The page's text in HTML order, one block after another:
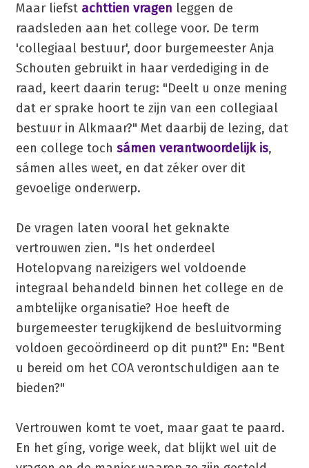
Maar liefst achttien vragen leggen de
raadsleden aan het college voor. De term
'collegiaal bestuur', door burgemeester Anja
Schouten gebruikt in haar verdediging in de
raad, keert daarin terug: "Deelt u onze mening
dat er sprake hoort te zijn van een collegiaal
bestuur in Alkmaar?" Met daarbij de lezing, dat
een college toch sámen verantwoordelijk is,
sámen alles weet, en dat zéker over dit
gevoelige onderwerp.
De vragen laten vooral het geknakte
vertrouwen zien. "Is het onderdeel
Hotelopvang nareizigers wel voldoende
integraal behandeld binnen het college en de
ambtelijke organisatie? Hoe heeft de
burgemeester terugkijkend de besluitvorming
voldoen gecoördineerd op dit punt?" En: "Bent
u bereid om het COA verontschuldigen aan te
bieden?"
Vertrouwen komt te voet, maar gaat te paard.
En het gíng, vorige week, dat blijkt wel uit de